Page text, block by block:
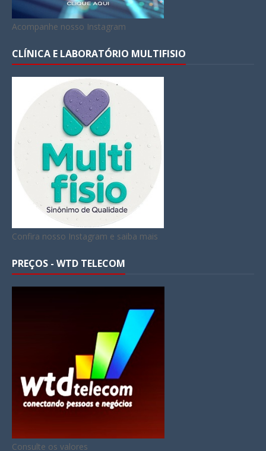
Acompanhe nosso Instagram
CLÍNICA E LABORATÓRIO MULTIFISIO
Confira nosso Instagram e saiba mais
PREÇOS - WTD TELECOM
Consulte os valores